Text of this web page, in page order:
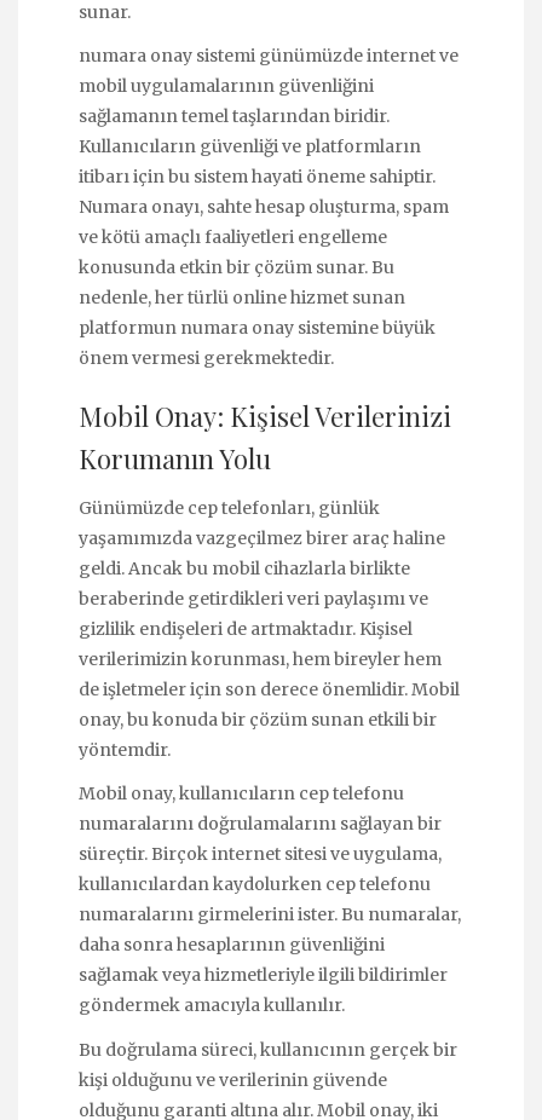
sunar.
numara onay sistemi günümüzde internet ve
mobil uygulamalarının güvenliğini
sağlamanın temel taşlarından biridir.
Kullanıcıların güvenliği ve platformların
itibarı için bu sistem hayati öneme sahiptir.
Numara onayı, sahte hesap oluşturma, spam
ve kötü amaçlı faaliyetleri engelleme
konusunda etkin bir çözüm sunar. Bu
nedenle, her türlü online hizmet sunan
platformun numara onay sistemine büyük
önem vermesi gerekmektedir.
Mobil Onay: Kişisel Verilerinizi
Korumanın Yolu
Günümüzde cep telefonları, günlük
yaşamımızda vazgeçilmez birer araç haline
geldi. Ancak bu mobil cihazlarla birlikte
beraberinde getirdikleri veri paylaşımı ve
gizlilik endişeleri de artmaktadır. Kişisel
verilerimizin korunması, hem bireyler hem
de işletmeler için son derece önemlidir. Mobil
onay, bu konuda bir çözüm sunan etkili bir
yöntemdir.
Mobil onay, kullanıcıların cep telefonu
numaralarını doğrulamalarını sağlayan bir
süreçtir. Birçok internet sitesi ve uygulama,
kullanıcılardan kaydolurken cep telefonu
numaralarını girmelerini ister. Bu numaralar,
daha sonra hesaplarının güvenliğini
sağlamak veya hizmetleriyle ilgili bildirimler
göndermek amacıyla kullanılır.
Bu doğrulama süreci, kullanıcının gerçek bir
kişi olduğunu ve verilerinin güvende
olduğunu garanti altına alır. Mobil onay, iki